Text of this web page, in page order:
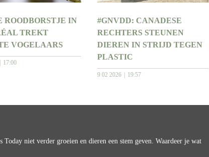
ROODBORSTJE IN
TREKT
VOGELAARS
17:00
#GNVDD: CANADESE
RECHTERS STEUNEN
DIEREN IN STRIJD TEGEN
PLASTIC
9 02 2026 19:57
niet verder groeien en dieren een stem geven. Waardeer je wat